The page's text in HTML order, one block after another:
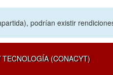
podrían existir
(CONACYT)